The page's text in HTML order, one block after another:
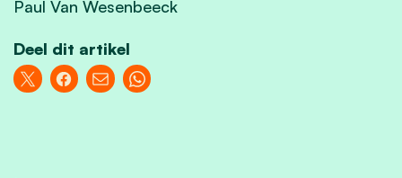
Paul Van Wesenbeeck
Deel dit artikel